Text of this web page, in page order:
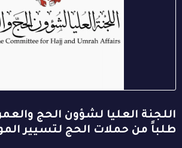
طلباً من حملات الحج لتسيير